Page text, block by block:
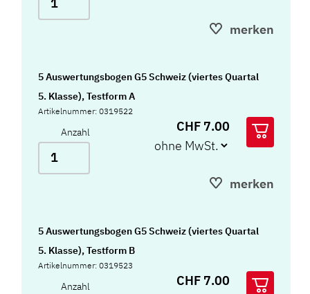
merken
5 Auswertungsbogen G5 Schweiz (viertes Quartal
5. Klasse), Testform A
Artikelnummer: 0319522
Anzahl CHF 7.00
merken
5 Auswertungsbogen G5 Schweiz (viertes Quartal
5. Klasse), Testform B
Artikelnummer: 0319523
Anzahl CHF 7.00